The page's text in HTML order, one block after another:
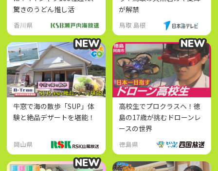
驚きのうどん推し活
香川県
が解禁
鳥取 島根
牛窓で海の散歩「SUP」体
験と絶品デザートを堪能！
岡山県
NEW
NEW
高校生でプロクラスへ！徳
島の17歳が挑むドローンレ
ースの世界
徳島県
NEW
NEW
NEW
NEW